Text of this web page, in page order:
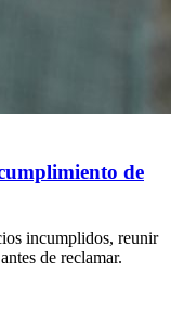
de
incumplidos, reunir
de reclamar.